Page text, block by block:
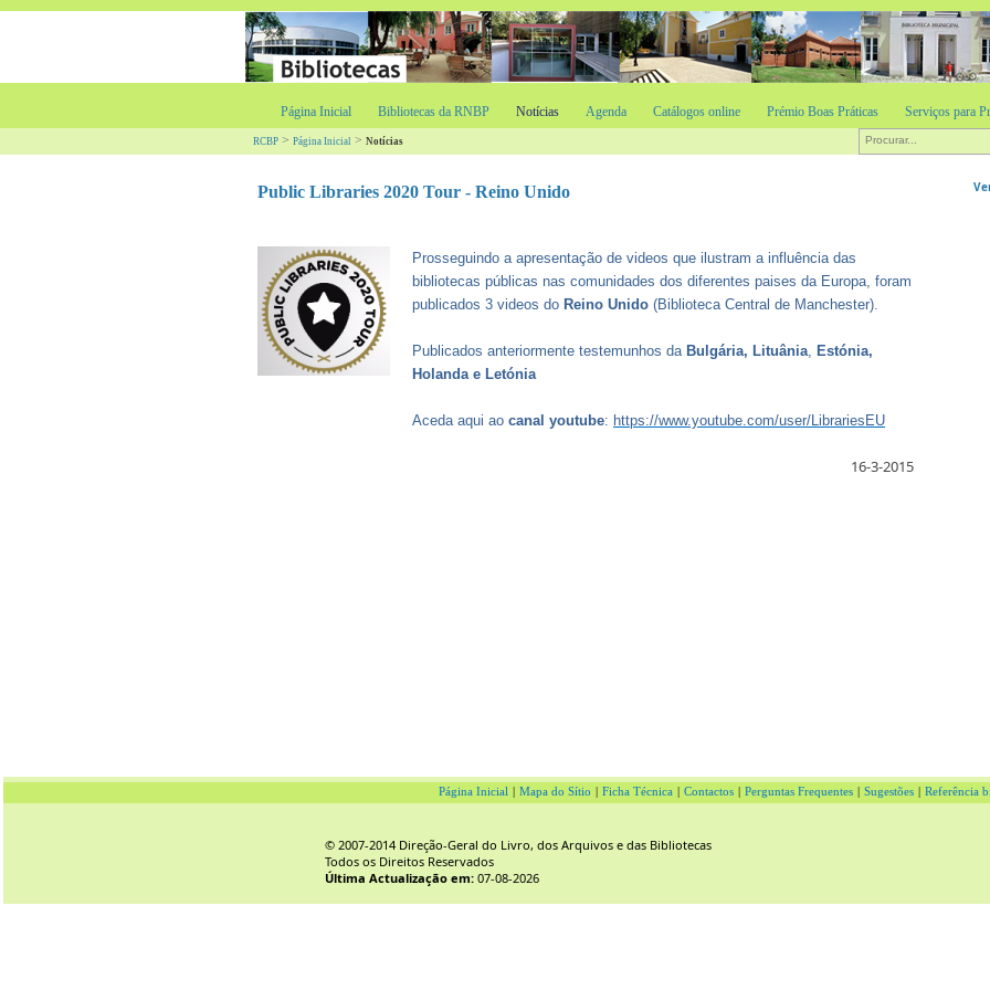
Página Inicial Bibliotecas da RNBP Notícias Agenda Catálogos online Prémio Boas Práticas Serviços para
RCBP > Página Inicial > Notícias
Public Libraries 2020 Tour - Reino Unido
Prosseguindo a apresentação de videos que ilustram a influência das
bibliotecas públicas nas comunidades dos diferentes paises da Europa, foram
publicados 3 videos do Reino Unido (Biblioteca Central de Manchester).
Publicados anteriormente testemunhos da Bulgária, Lituânia, Estónia,
Holanda e Letónia
Aceda aqui ao canal youtube: https://www.youtube.com/user/LibrariesEU
16-3-2015
Página Inicial Mapa do Sítio Ficha Técnica Contactos Perguntas Frequentes Sugestões Referência
© 2007-2014 Direção-Geral do Livro, dos Arquivos e das Bibliotecas
Todos os Direitos Reservados
Última Actualização em: 07-08-2026